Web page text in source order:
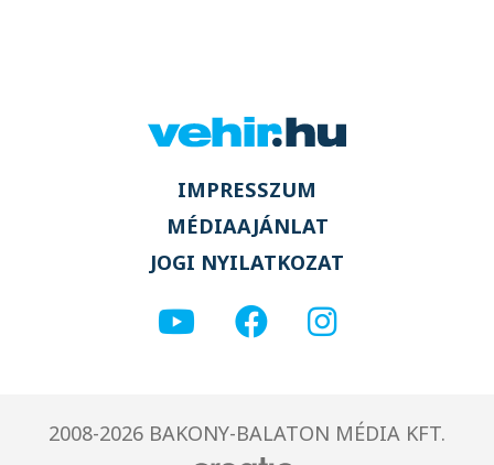
IMPRESSZUM
MÉDIAAJÁNLAT
JOGI NYILATKOZAT
2008-2026 BAKONY-BALATON MÉDIA KFT.